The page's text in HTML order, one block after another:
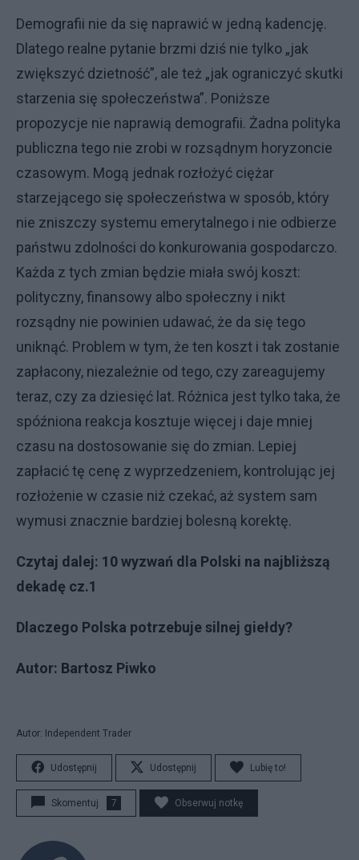
Demografii nie da się naprawić w jedną kadencję.
Dlatego realne pytanie brzmi dziś nie tylko „jak
zwiększyć dzietność”, ale też „jak ograniczyć skutki
starzenia się społeczeństwa”. Poniższe
propozycje nie naprawią demografii. Żadna polityka
publiczna tego nie zrobi w rozsądnym horyzoncie
czasowym. Mogą jednak rozłożyć ciężar
starzejącego się społeczeństwa w sposób, który
nie zniszczy systemu emerytalnego i nie odbierze
państwu zdolności do konkurowania gospodarczo.
Każda z tych zmian będzie miała swój koszt:
polityczny, finansowy albo społeczny i nikt
rozsądny nie powinien udawać, że da się tego
uniknąć. Problem w tym, że ten koszt i tak zostanie
zapłacony, niezależnie od tego, czy zareagujemy
teraz, czy za dziesięć lat. Różnica jest tylko taka, że
spóźniona reakcja kosztuje więcej i daje mniej
czasu na dostosowanie się do zmian. Lepiej
zapłacić tę cenę z wyprzedzeniem, kontrolując jej
rozłożenie w czasie niż czekać, aż system sam
wymusi znacznie bardziej bolesną korektę.
Czytaj dalej: 10 wyzwań dla Polski na najbliższą
dekadę cz.1
Dlaczego Polska potrzebuje silnej giełdy?
Autor: Bartosz Piwko
Autor: Independent Trader
Udostępnij Udostępnij Lubię to!
Skomentuj 7 Obserwuj notkę